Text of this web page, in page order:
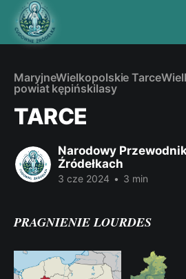
MaryjneWielkopolskie Tarce
powiat kępińskilasy
TARCE
Narodowy
Źródełkach
3 cze 2024 • 3 min
PRAGNIENIE LOURDES